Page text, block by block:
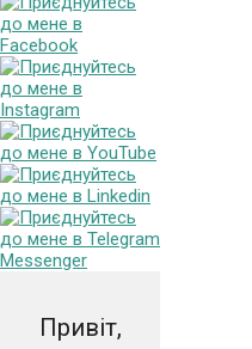
Привіт,